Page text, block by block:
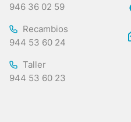
946 36 02 59
Recambios
944 53 60 24
Taller
944 53 60 23